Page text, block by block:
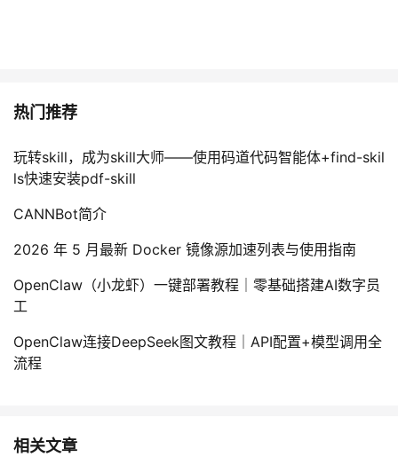
热门推荐
玩转skill，成为skill大师——使用码道代码智能体+find-skil
ls快速安装pdf-skill
CANNBot简介
2026 年 5 月最新 Docker 镜像源加速列表与使用指南
OpenClaw（小龙虾）一键部署教程｜零基础搭建AI数字员
工
OpenClaw连接DeepSeek图文教程｜API配置+模型调用全
流程
相关文章